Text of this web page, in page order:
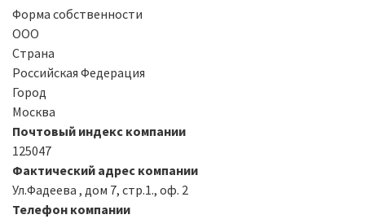
Форма собственности
ООО
Страна
Российская Федерация
Город
Москва
Почтовый индекс компании
125047
Фактический адрес компании
Ул.Фадеева , дом 7, стр.1., оф. 2
Телефон компании